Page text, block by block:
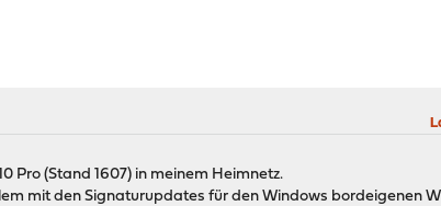
Pro (Stand 1607) in meinem Heimnetz.
mit den Signaturupdates für den Windows bordeigenen